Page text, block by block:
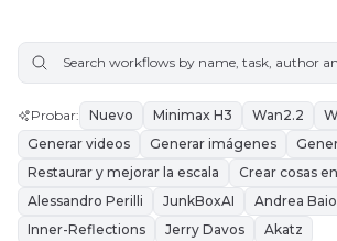
Probar: Nuevo Minimax H3 Wan2.2
Generar videos
Generar imágenes
Restaurar y mejorar la escala
Crear cosas
Alessandro Perilli
JunkBoxAI
Andrea
Inner-Reflections
Jerry Davos
Akatz